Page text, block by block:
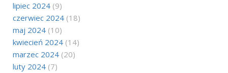
lipiec 2024 (9)
czerwiec 2024 (18)
maj 2024 (10)
kwiecień 2024 (14)
marzec 2024 (20)
luty 2024 (7)